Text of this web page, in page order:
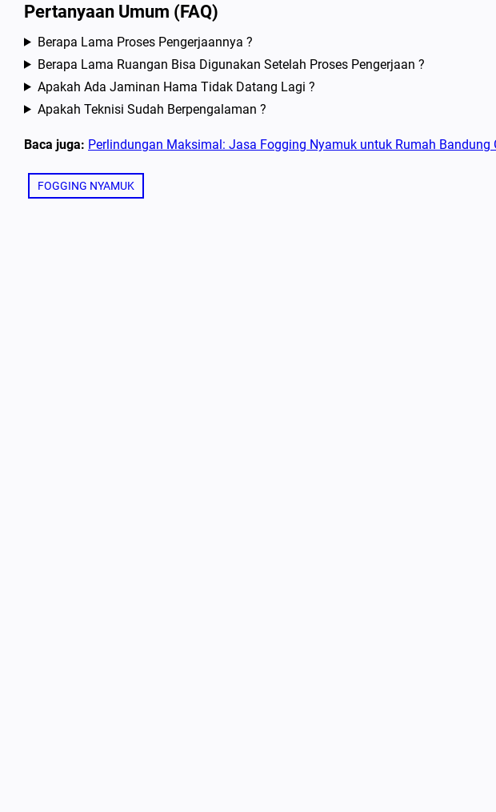
Pertanyaan Umum (FAQ)
Berapa Lama Proses Pengerjaannya ?
Berapa Lama Ruangan Bisa Digunakan Setelah Proses Pengerjaan ?
Apakah Ada Jaminan Hama Tidak Datang Lagi ?
Apakah Teknisi Sudah Berpengalaman ?
Baca juga: Perlindungan Maksimal: Jasa Fogging Nyamuk untuk Rumah Bandung
FOGGING NYAMUK